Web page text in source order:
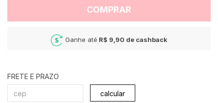
COMPRAR
Ganhe até R$ 9,90 de cashback
calcular